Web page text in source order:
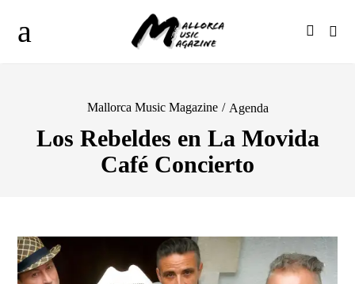
Mallorca Music Magazine / Agenda
Los Rebeldes en La Movida
Café Concierto